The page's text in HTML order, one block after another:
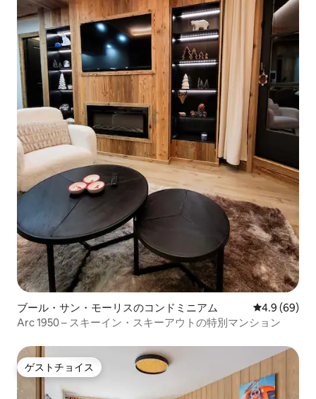
ブール・サン・モーリスのコンドミニアム レビュー69
4.9 (69)
Arc 1950 – スキーイン・スキーアウトの特別マンション
ゲストチョイス
ゲストチョイス